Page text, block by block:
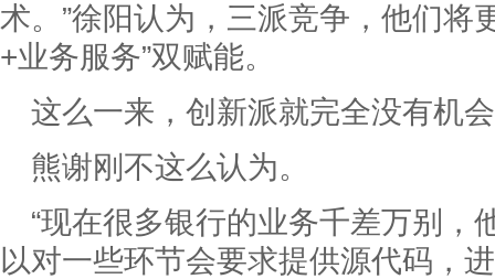
术。”徐阳认为，三派竞争，他们将
+业务服务”双赋能。
这么一来，创新派就完全没有机
熊谢刚不这么认为。
“现在很多银行的业务千差万别，
以对一些环节会要求提供源代码，